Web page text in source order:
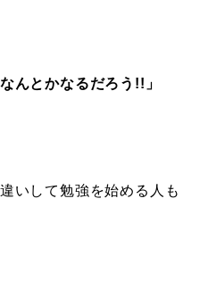
んとかなるだろう!!」
いして勉強を始める人も